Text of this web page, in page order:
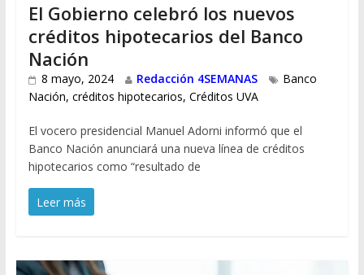
El Gobierno celebró los nuevos
créditos hipotecarios del Banco
Nación
8 mayo, 2024 Redacción 4SEMANAS
Banco
Nación, créditos hipotecarios, Créditos UVA
El vocero presidencial Manuel Adorni informó que el
Banco Nación anunciará una nueva línea de créditos
hipotecarios como “resultado de
Leer más